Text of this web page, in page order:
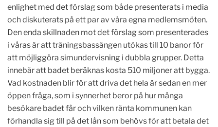
enlighet med det förslag som både presenterats i media
och diskuterats på ett par av våra egna medlemsmöten.
Den enda skillnaden mot det förslag som presenterades
i våras är att träningsbassängen utökas till 10 banor för
att möjliggöra simundervisning i dubbla grupper. Detta
innebär att badet beräknas kosta 510 miljoner att bygga.
Vad kostnaden blir för att driva det hela är sedan en mer
öppen fråga, som i synnerhet beror på hur många
besökare badet får och vilken ränta kommunen kan
förhandla sig till på det lån som behövs för att betala det